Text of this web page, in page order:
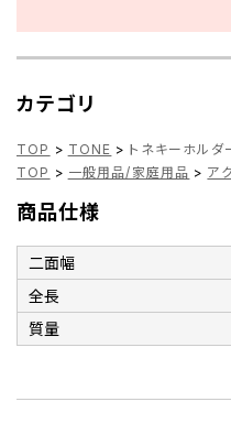
カテゴリ
TOP > TONE > トネキーホルダ
TOP > 一般用品/家庭用品 > ア
商品仕様
二面幅
全長
質量